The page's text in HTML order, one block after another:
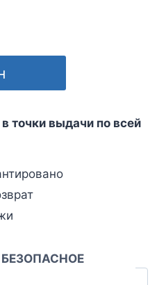
точки выдачи по всей